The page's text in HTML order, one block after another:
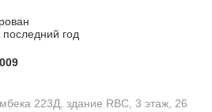
год
223Д, здание RBC, 3 этаж, 26